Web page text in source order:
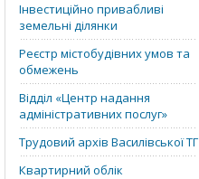
Інвестиційно привабливі
земельні ділянки
Реєстр містобудівних умов та
обмежень
Відділ «‎Центр надання
адміністративних послуг»
Трудовий архів Василівської ТГ
Квартирний облік